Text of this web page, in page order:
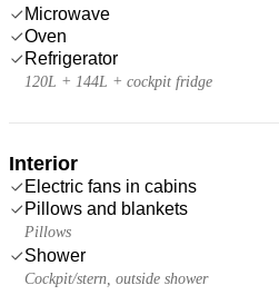
Microwave
Oven
Refrigerator
120L + 144L + cockpit fridge
Interior
Electric fans in cabins
Pillows and blankets
Pillows
Shower
Cockpit/stern, outside shower